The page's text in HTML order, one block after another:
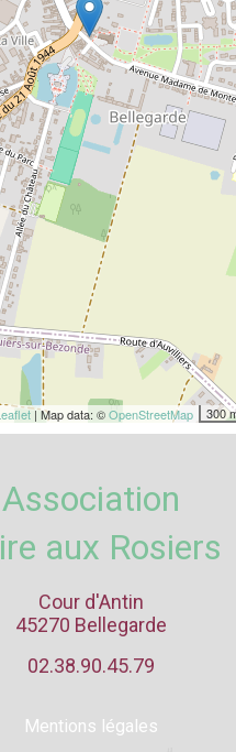
300
| Map data: ©OpenStreetMap
Association
aux Rosiers
Cour d'Antin
45270 Bellegarde
02.38.90.45.79
Mentions légales